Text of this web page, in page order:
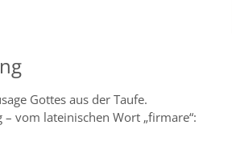
Gottes aus der Taufe.
vom lateinischen Wort „firmare“: